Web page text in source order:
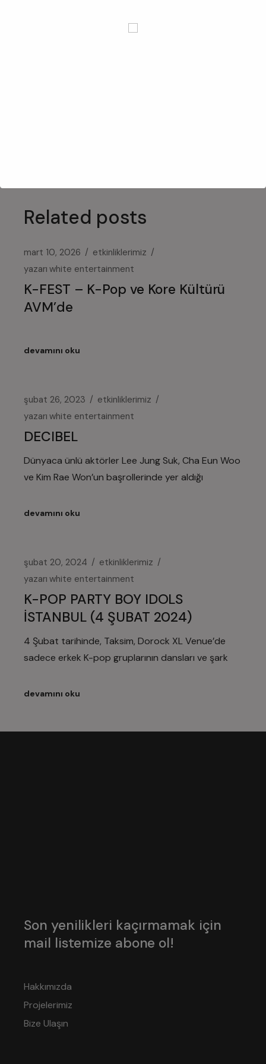
Related posts
mart 10, 2026
etkinliklerimiz
yazarı white entertainment
K-FEST – K-Pop ve Kore Kültürü
AVM’de
devamını oku
şubat 26, 2023
etkinliklerimiz
yazarı white entertainment
DECIBEL
Dünyaca ünlü aktörler Lee Jung Suk, Cha Eun Woo
ve Kim Rae Won’un başrollerinde yer aldığı
devamını oku
şubat 20, 2024
etkinliklerimiz
yazarı white entertainment
K-POP PARTY BOY IDOLS
İSTANBUL (4 ŞUBAT 2024)
4 Şubat tarihinde, Taksim, Dorock XL Venue’de
sadece erkek K-pop gruplarının dansları ve şark
devamını oku
Son yenilikleri kaçırmamak için
mail listemize abone ol!
Hakkımızda
Projelerimiz
Bize Ulaşın